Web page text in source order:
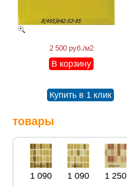
2 500 руб./м2
В корзину
Купить в 1 клик
товары
1 090
1 090
1 250